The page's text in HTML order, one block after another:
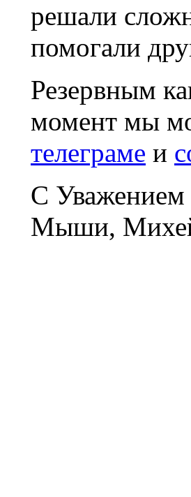
решали
помогали
Резервным
момент мы
телеграме и
С Уважением
Мыши,